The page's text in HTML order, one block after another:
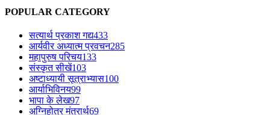
POPULAR CATEGORY
सत्यार्थ प्रकाश गद्य433
आर्यवीर अध्यात्म प्रवचन285
महापुरुष परिचय133
संस्कृत सीखें103
अष्टाध्यायी सूत्राभ्यास100
आर्याभिविनय99
भापा के लेख97
अग्निहोत्र मंत्रार्थ69